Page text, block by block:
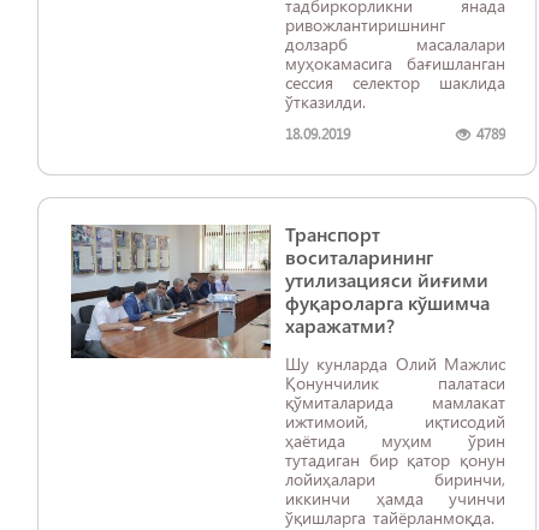
тадбиркорликни янада
ривожлантиришнинг
долзарб масалалари
муҳокамасига бағишланган
сессия селектор шаклида
ўтказилди.
18.09.2019 4789
Транспорт
воситаларининг
утилизацияси йиғими
фуқароларга кўшимча
харажатми?
Шу кунларда Олий Мажлис
Қонунчилик палатаси
қўмиталарида мамлакат
ижтимоий, иқтисодий
ҳаётида муҳим ўрин
тутадиган бир қатор қонун
лойиҳалари биринчи,
иккинчи ҳамда учинчи
ўқишларга тайёрланмоқда.